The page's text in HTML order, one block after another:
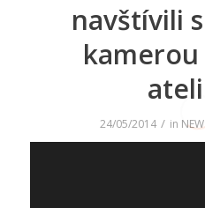
navštívili
kamerou
24/05/2014 / in